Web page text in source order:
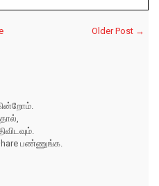
Older Post →
பண்ணுங்க.